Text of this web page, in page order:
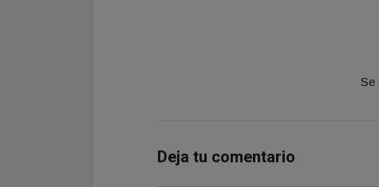
Se
Deja tu comentario